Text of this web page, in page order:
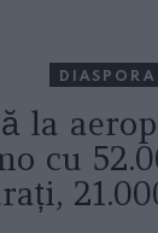
DIASPORA
la
cu